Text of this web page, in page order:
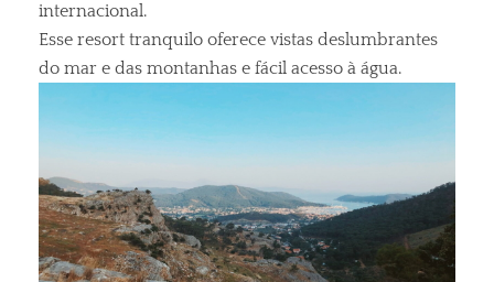
internacional.
Esse resort tranquilo oferece vistas deslumbrantes
do mar e das montanhas e fácil acesso à água.